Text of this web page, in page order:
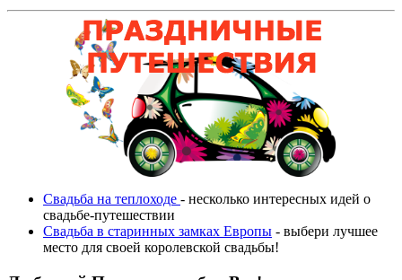
Свадьба на теплоходе - несколько интересных идей о
свадьбе-путешествии
Свадьба в старинных замках Европы - выбери лучшее
место для своей королевской свадьбы!